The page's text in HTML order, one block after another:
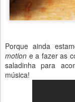
Porque ainda
motion e a fazer as
saladinha para
música!